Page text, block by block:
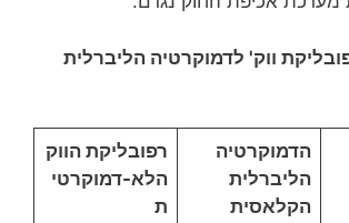
ווק' לדמוקרטיה הליברלית
הדמוקרטיה
הליברלית
הקלאסית
רפובליקת הווק
הלא-דמוקרטי
ת